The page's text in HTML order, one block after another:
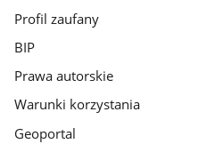
Profil zaufany
BIP
Prawa autorskie
Warunki korzystania
Geoportal